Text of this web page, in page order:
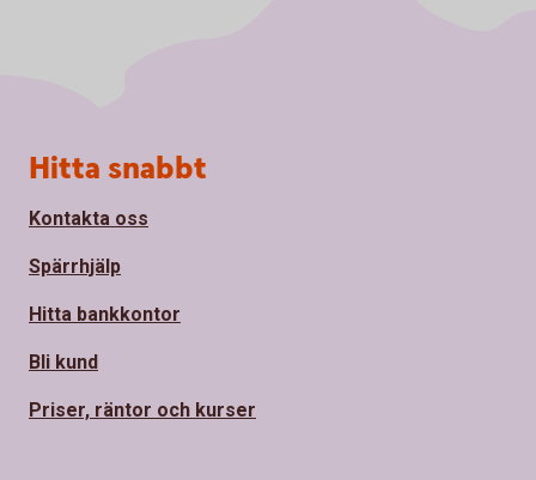
Sidfot
Hitta snabbt
Kontakta oss
Spärrhjälp
Hitta bankkontor
Bli kund
Priser, räntor och kurser